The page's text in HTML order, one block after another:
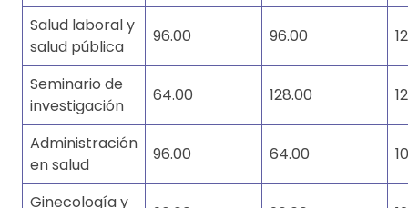
Salud laboral y
salud pública
96.00 96.00
Seminario de
investigación
64.00 128.00
Administración
en salud
96.00 64.00
Ginecología y